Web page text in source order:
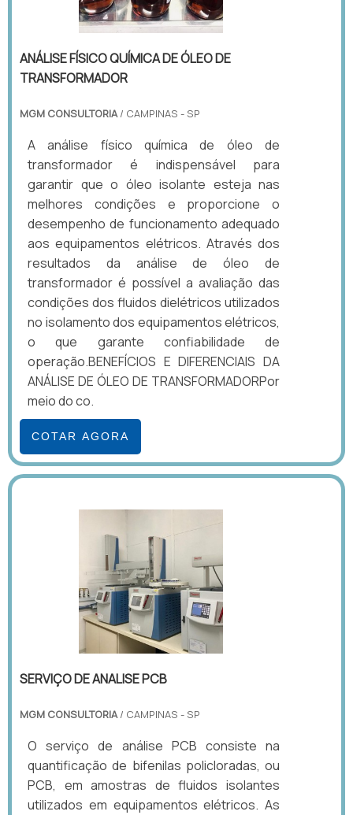
ANÁLISE FÍSICO QUÍMICA DE ÓLEO DE
TRANSFORMADOR
MGM CONSULTORIA/ CAMPINAS - SP
A análise físico química de óleo de
transformador é indispensável para
garantir que o óleo isolante esteja nas
melhores condições e proporcione o
desempenho de funcionamento adequado
aos equipamentos elétricos. Através dos
resultados da análise de óleo de
transformador é possível a avaliação das
condições dos fluidos dielétricos utilizados
no isolamento dos equipamentos elétricos,
o que garante confiabilidade de
operação.BENEFÍCIOS E DIFERENCIAIS DA
ANÁLISE DE ÓLEO DE TRANSFORMADORPor
meio do co.
COTAR AGORA
SERVIÇO DE ANALISE PCB
MGM CONSULTORIA/ CAMPINAS - SP
O serviço de análise PCB consiste na
quantificação de bifenilas policloradas, ou
PCB, em amostras de fluidos isolantes
utilizados em equipamentos elétricos. As